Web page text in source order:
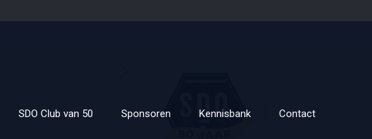
SDO Club van 50 Sponsoren Kennisbank Contact